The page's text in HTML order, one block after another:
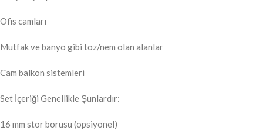
Ofis camları
Mutfak ve banyo gibi toz/nem olan alanlar
Cam balkon sistemleri
Set İçeriği Genellikle Şunlardır:
16 mm stor borusu (opsiyonel)